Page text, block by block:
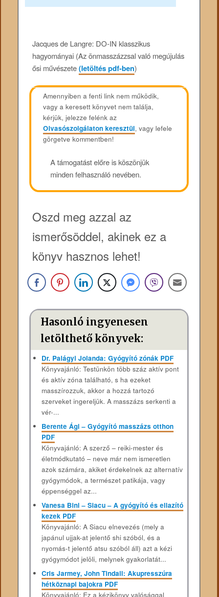
Jacques de Langre: DO-IN klasszikus
hagyományai (Az önmasszázzsal való megújulás
ősi művészete(letöltés pdf-ben)
Amennyiben a fenti link nem működik,
vagy a keresett könyvet nem találja,
kérjük, jelezze felénk az
Olvasószolgálaton keresztül, vagy lefele
görgetve kommentben!
A támogatást előre is köszönjük
minden felhasználó nevében.
Oszd meg azzal az
ismerősöddel, akinek ez a
könyv hasznos lehet!
Hasonló ingyenesen
letölthető könyvek:
Dr. Palágyi Jolanda: Gyógyító zónák PDF
Könyvajánló: Testünkön több száz aktív pont
és aktív zóna található, s ha ezeket
masszírozzuk, akkor a hozzá tartozó
szerveket ingereljük. A masszázs serkenti a
vér-...
Berente Ági – Gyógyító masszázs otthon
PDF
Könyvajánló: A szerző – reiki-mester és
életmódkutató – neve már nem ismeretlen
azok számára, akiket érdekelnek az alternatív
gyógymódok, a természet patikája, vagy
éppenséggel az...
Vanesa Bini – Siacu – A gyógyító és ellazító
kezek PDF
Könyvajánló: A Siacu elnevezés (mely a
japánul ujjak-at jelentő shi szóból, és a
nyomás-t jelentő atsu szóból áll) azt a kézi
gyógymódot jelöli, melynek gyakorlatát...
Cris Jarmey, John Tindall: Akupresszúra
hétköznapi bajokra PDF
Könyvajánló: Ez a kézikönyv valósággal